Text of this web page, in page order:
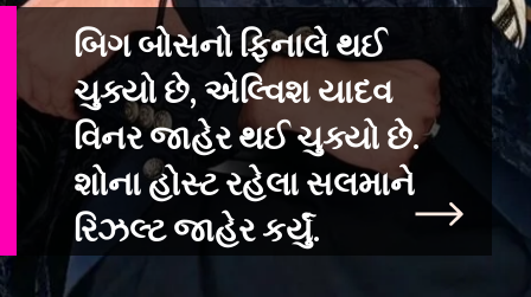
બિગ બોસનો ફિનાલે થઈ
ચુક્યો છે, એલ્વિશ યાદવ
વિનર જાહેર થઈ ચુક્યો છે.
શોના હોસ્ટ રહેલા સલમાને